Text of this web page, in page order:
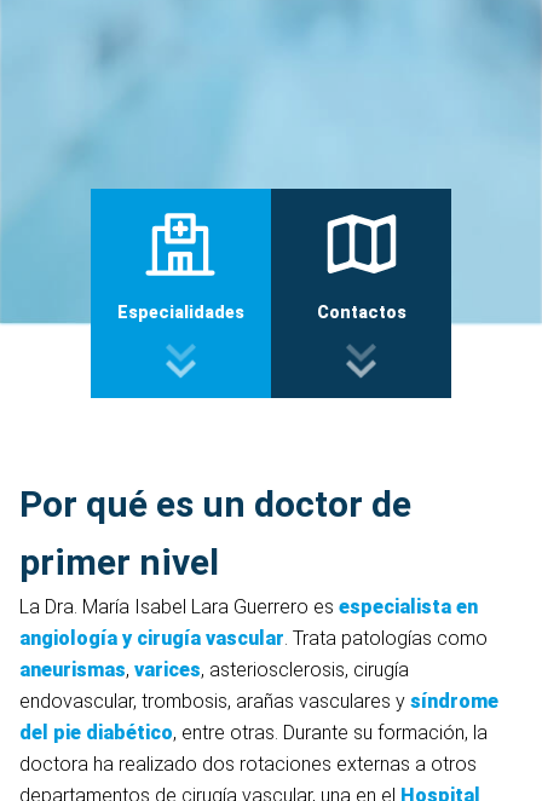
Especialidades Contactos
Por qué es un doctor de
primer nivel
La Dra. María Isabel Lara Guerrero es especialista en
angiología y cirugía vascular. Trata patologías como
aneurismas, varices, asteriosclerosis, cirugía
endovascular, trombosis, arañas vasculares y síndrome
del pie diabético, entre otras. Durante su formación, la
doctora ha realizado dos rotaciones externas a otros
departamentos de cirugía vascular, una en el Hospital